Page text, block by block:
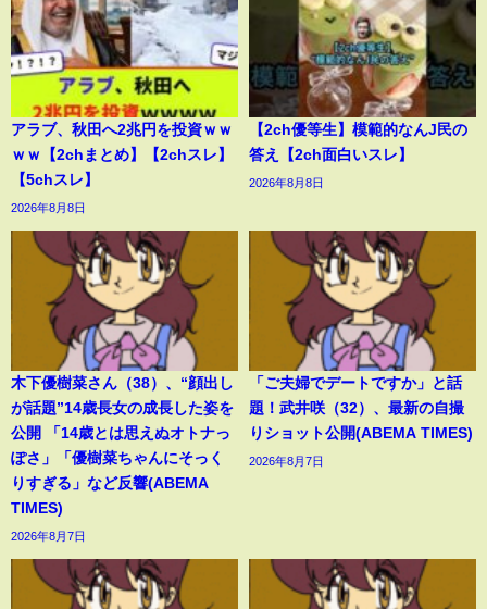
アラブ、秋田へ2兆円を投資ｗｗ
ｗｗ【2chまとめ】【2chスレ】
【5chスレ】
2026年8月8日
【2ch優等生】模範的なんJ民の
答え【2ch面白いスレ】
2026年8月8日
木下優樹菜さん（38）、“顔出し
が話題”14歳長女の成長した姿を
公開 「14歳とは思えぬオトナっ
ぽさ」「優樹菜ちゃんにそっく
りすぎる」など反響(ABEMA
TIMES)
2026年8月7日
「ご夫婦でデートですか」と話
題！武井咲（32）、最新の自撮
りショット公開(ABEMA TIMES)
2026年8月7日